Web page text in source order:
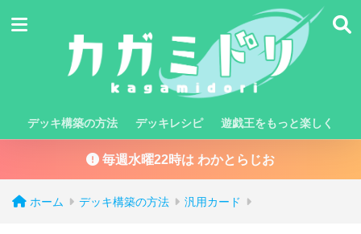
デッキ構築の方法 デッキレシピ 遊戯王をもっと楽しく
毎週水曜22時は わかとらじお
ホーム デッキ構築の方法 汎用カード